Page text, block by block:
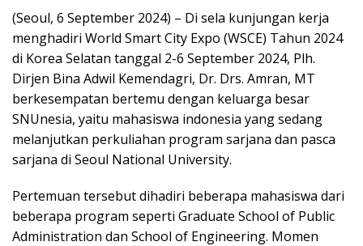
(Seoul, 6 September 2024) – Di sela kunjungan kerja
menghadiri World Smart City Expo (WSCE) Tahun 2024
di Korea Selatan tanggal 2-6 September 2024, Plh.
Dirjen Bina Adwil Kemendagri, Dr. Drs. Amran, MT
berkesempatan bertemu dengan keluarga besar
SNUnesia, yaitu mahasiswa indonesia yang sedang
melanjutkan perkuliahan program sarjana dan pasca
sarjana di Seoul National University.
Pertemuan tersebut dihadiri beberapa mahasiswa dari
beberapa program seperti Graduate School of Public
Administration dan School of Engineering. Momen